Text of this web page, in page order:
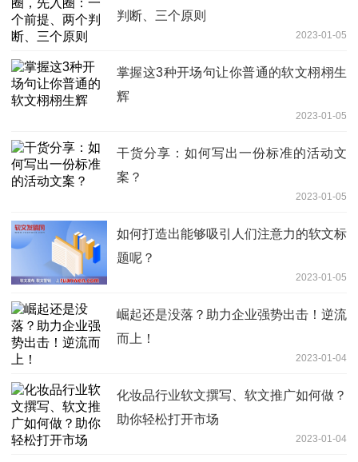
判断、三个原则
2023-01-05
掌握这3种开场句让你普通的软文栩栩生
辉
2023-01-05
干货分享：如何写出一份标准的活动文
案？
2023-01-05
如何打造出能够吸引人们注意力的软文标
题呢？
2023-01-05
崛起还是没落？助力企业强势出击！逆流
而上！
2023-01-04
化妆品行业软文撰写、软文推广如何做？
助你轻松打开市场
2023-01-04